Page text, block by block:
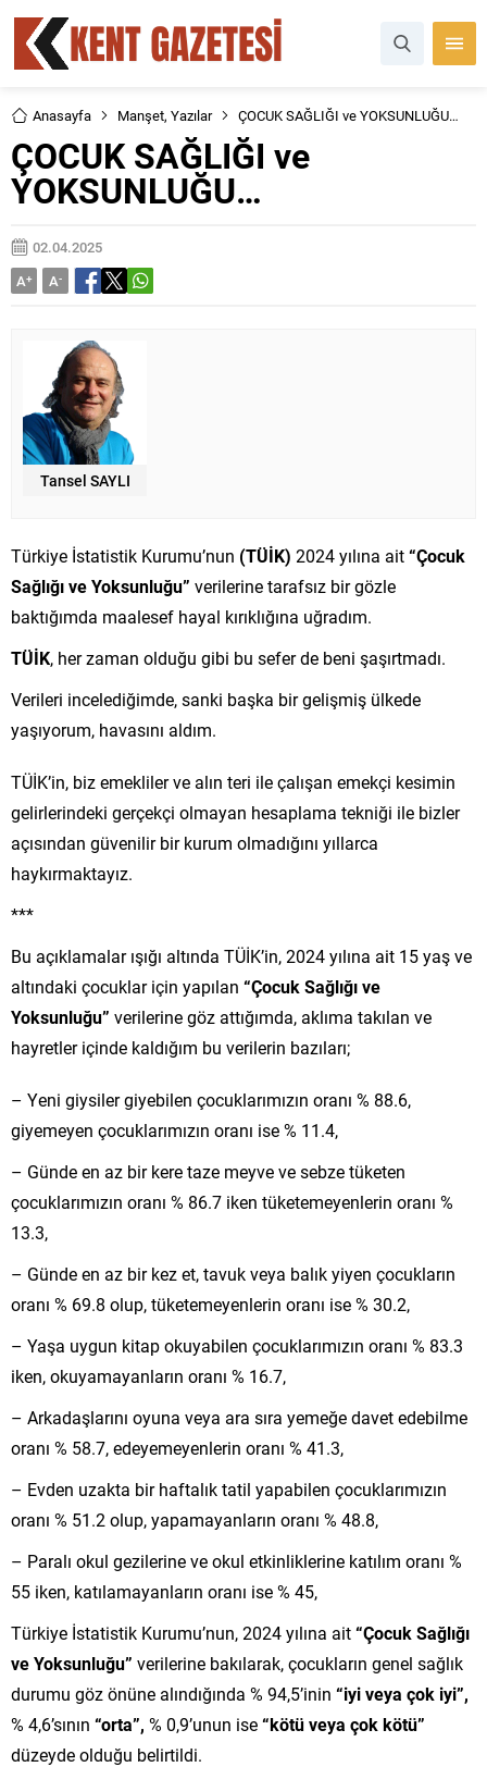
Anasayfa Manşet, Yazılar ÇOCUK SAĞLIĞI ve YOKSUNLUĞU…
ÇOCUK SAĞLIĞI ve
YOKSUNLUĞU…
02.04.2025
A+ A-
Tansel SAYLI
Türkiye İstatistik Kurumu’nun (TÜİK) 2024 yılına ait“Çocuk
Sağlığı ve Yoksunluğu” verilerine tarafsız bir gözle
baktığımda maalesef hayal kırıklığına uğradım.
TÜİK, her zaman olduğu gibi bu sefer de beni şaşırtmadı.
Verileri incelediğimde, sanki başka bir gelişmiş ülkede
yaşıyorum, havasını aldım.
TÜİK’in, biz emekliler ve alın teri ile çalışan emekçi kesimin
gelirlerindeki gerçekçi olmayan hesaplama tekniği ile bizler
açısından güvenilir bir kurum olmadığını yıllarca
haykırmaktayız.
***
Bu açıklamalar ışığı altında TÜİK’in, 2024 yılına ait 15 yaş ve
altındaki çocuklar için yapılan “Çocuk Sağlığı ve
Yoksunluğu” verilerine göz attığımda, aklıma takılan ve
hayretler içinde kaldığım bu verilerin bazıları;
– Yeni giysiler giyebilen çocuklarımızın oranı % 88.6,
giyemeyen çocuklarımızın oranı ise % 11.4,
– Günde en az bir kere taze meyve ve sebze tüketen
çocuklarımızın oranı % 86.7 iken tüketemeyenlerin oranı %
13.3,
– Günde en az bir kez et, tavuk veya balık yiyen çocukların
oranı % 69.8 olup, tüketemeyenlerin oranı ise % 30.2,
– Yaşa uygun kitap okuyabilen çocuklarımızın oranı % 83.3
iken, okuyamayanların oranı % 16.7,
– Arkadaşlarını oyuna veya ara sıra yemeğe davet edebilme
oranı % 58.7, edeyemeyenlerin oranı % 41.3,
– Evden uzakta bir haftalık tatil yapabilen çocuklarımızın
oranı % 51.2 olup, yapamayanların oranı % 48.8,
– Paralı okul gezilerine ve okul etkinliklerine katılım oranı %
55 iken, katılamayanların oranı ise % 45,
Türkiye İstatistik Kurumu’nun, 2024 yılına ait“Çocuk Sağlığı
ve Yoksunluğu” verilerine bakılarak, çocukların genel sağlık
durumu göz önüne alındığında % 94,5’inin “iyi veya çok iyi”,
% 4,6’sının “orta”, % 0,9’unun ise“kötü veya çok kötü”
düzeyde olduğu belirtildi.